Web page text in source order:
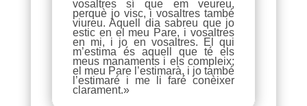
vosaltres sí que em veureu,
perquè jo visc, i vosaltres també
viureu. Aquell dia sabreu que jo
estic en el meu Pare, i vosaltres
en mi, i jo en vosaltres. El qui
m’estima és aquell que té els
meus manaments i els compleix;
el meu Pare l’estimarà, i jo també
l’estimaré i me li faré conèixer
clarament.»